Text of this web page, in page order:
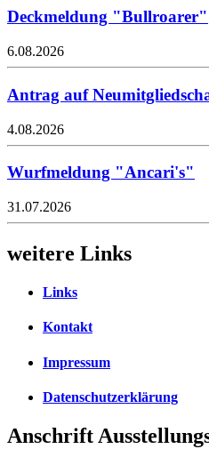
Deckmeldung "Bullroarer"
6.08.2026
Antrag auf
4.08.2026
Wurfmeldung "Ancari's"
31.07.2026
weitere Links
Links
Kontakt
Impressum
Datenschutzerklärung
Anschrift